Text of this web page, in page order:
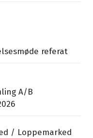
referat
A/B
/ Loppemarked